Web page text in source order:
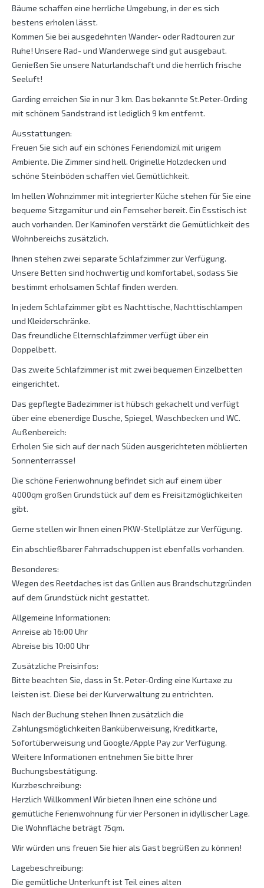
Bäume schaffen eine herrliche Umgebung, in der es sich
bestens erholen lässt.
Kommen Sie bei ausgedehnten Wander- oder Radtouren zur
Ruhe! Unsere Rad- und Wanderwege sind gut ausgebaut.
Genießen Sie unsere Naturlandschaft und die herrlich frische
Seeluft!
Garding erreichen Sie in nur 3 km. Das bekannte St.Peter-Ording
mit schönem Sandstrand ist lediglich 9 km entfernt.
Ausstattungen:
Freuen Sie sich auf ein schönes Feriendomizil mit urigem
Ambiente. Die Zimmer sind hell. Originelle Holzdecken und
schöne Steinböden schaffen viel Gemütlichkeit.
Im hellen Wohnzimmer mit integrierter Küche stehen für Sie eine
bequeme Sitzgarnitur und ein Fernseher bereit. Ein Esstisch ist
auch vorhanden. Der Kaminofen verstärkt die Gemütlichkeit des
Wohnbereichs zusätzlich.
Ihnen stehen zwei separate Schlafzimmer zur Verfügung.
Unsere Betten sind hochwertig und komfortabel, sodass Sie
bestimmt erholsamen Schlaf finden werden.
In jedem Schlafzimmer gibt es Nachttische, Nachttischlampen
und Kleiderschränke.
Das freundliche Elternschlafzimmer verfügt über ein
Doppelbett.
Das zweite Schlafzimmer ist mit zwei bequemen Einzelbetten
eingerichtet.
Das gepflegte Badezimmer ist hübsch gekachelt und verfügt
über eine ebenerdige Dusche, Spiegel, Waschbecken und WC.
Außenbereich:
Erholen Sie sich auf der nach Süden ausgerichteten möblierten
Sonnenterrasse!
Die schöne Ferienwohnung befindet sich auf einem über
4000qm großen Grundstück auf dem es Freisitzmöglichkeiten
gibt.
Gerne stellen wir Ihnen einen PKW-Stellplätze zur Verfügung.
Ein abschließbarer Fahrradschuppen ist ebenfalls vorhanden.
Besonderes:
Wegen des Reetdaches ist das Grillen aus Brandschutzgründen
auf dem Grundstück nicht gestattet.
Allgemeine Informationen:
Anreise ab 16:00 Uhr
Abreise bis 10:00 Uhr
Zusätzliche Preisinfos:
Bitte beachten Sie, dass in St. Peter-Ording eine Kurtaxe zu
leisten ist. Diese bei der Kurverwaltung zu entrichten.
Nach der Buchung stehen Ihnen zusätzlich die
Zahlungsmöglichkeiten Banküberweisung, Kreditkarte,
Sofortüberweisung und Google/Apple Pay zur Verfügung.
Weitere Informationen entnehmen Sie bitte Ihrer
Buchungsbestätigung.
Kurzbeschreibung:
Herzlich Willkommen! Wir bieten Ihnen eine schöne und
gemütliche Ferienwohnung für vier Personen in idyllischer Lage.
Die Wohnfläche beträgt 75qm.
Wir würden uns freuen Sie hier als Gast begrüßen zu können!
Lagebeschreibung:
Die gemütliche Unterkunft ist Teil eines alten